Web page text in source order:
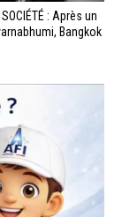
: Après un
Bangkok